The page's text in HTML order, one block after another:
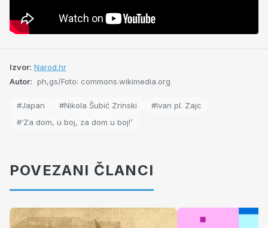
Izvor: Narod.hr
Autor: ph,gs/Foto: commons.wikimedia.org
#Japan #Nikola Šubić Zrinski
#Ivan pl. Zajc
#‘Za dom, u boj, za dom u boj!’
POVEZANI ČLANCI